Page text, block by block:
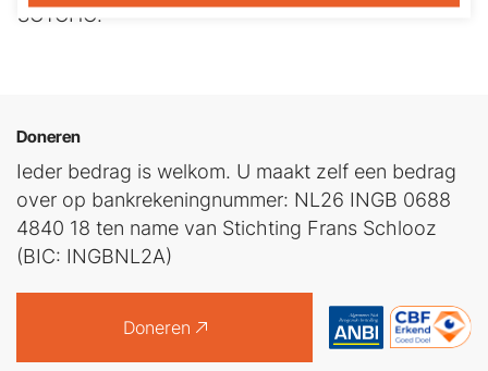
SOTCHO.
Doneren
Ieder bedrag is welkom. U maakt zelf een bedrag
over op bankrekeningnummer: NL26 INGB 0688
4840 18 ten name van Stichting Frans Schlooz
(BIC: INGBNL2A)
Doneren